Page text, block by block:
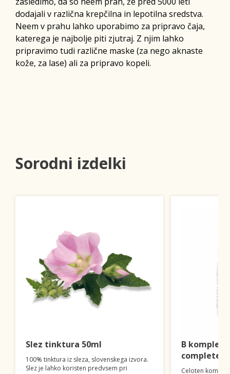
dodajali v različna krepčilna in lepotilna sredstva.
Neem v prahu lahko uporabimo za pripravo čaja,
katerega je najbolje piti zjutraj. Z njim lahko
pripravimo tudi različne maske (za nego aknaste
kože, za lase) ali za pripravo kopeli.
Sorodni izdelki
Slez tinktura 50ml
100% tinktura iz sleza, slovenskega izvora.
Slez je lahko koristen predvsem pri
B
complete
Celoten